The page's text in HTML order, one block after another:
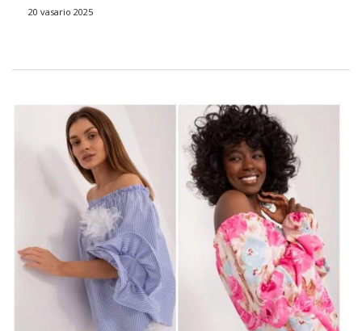
Šiandien madingos moteriškos palaidinės
20 vasario 2025